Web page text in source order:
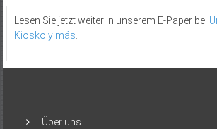
Lesen Sie jetzt weiter in unserem E-Paper bei
Kiosko y más.
Über uns